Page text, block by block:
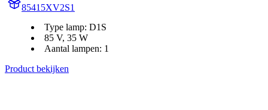
85415XV2S1
Type lamp: D1S
85 V, 35 W
Aantal lampen: 1
Product bekijken